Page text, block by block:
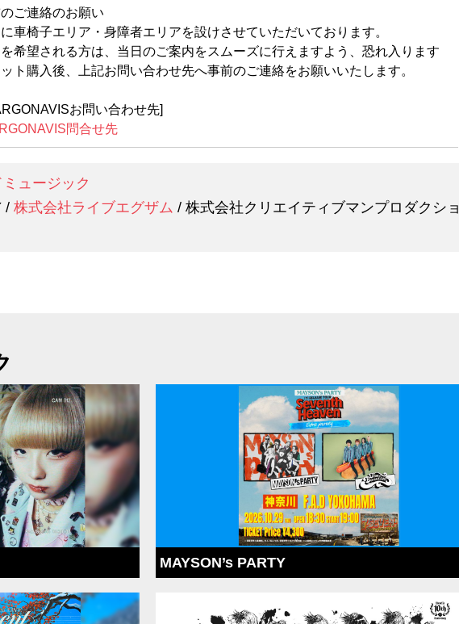
ご連絡のお願い
車椅子エリア・身障者エリアを設けさせていただいております。
希望される方は、当日のご案内をスムーズに行えますよう、恐れ入ります
ト購入後、上記お問い合わせ先へ事前のご連絡をお願いいたします。
お問い合わせ先]
問合せ先
ュージック
/ 株式会社ライブエグザム / 株式会社クリエイティブマンプロダクショ
MAYSON’s PARTY